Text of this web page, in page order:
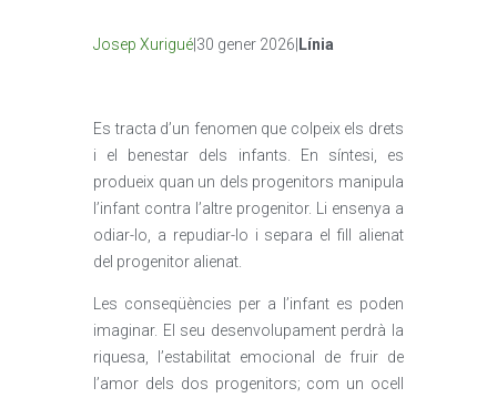
Josep Xurigué |30 gener 2026| Línia
Es tracta d’un fenomen que colpeix els drets
i el benestar dels infants. En síntesi, es
produeix quan un dels progenitors manipula
l’infant contra l’altre progenitor. Li ensenya a
odiar-lo, a repudiar-lo i separa el fill alienat
del progenitor alienat.
Les conseqüències per a l’infant es poden
imaginar. El seu desenvolupament perdrà la
riquesa, l’estabilitat emocional de fruir de
l’amor dels dos progenitors; com un ocell